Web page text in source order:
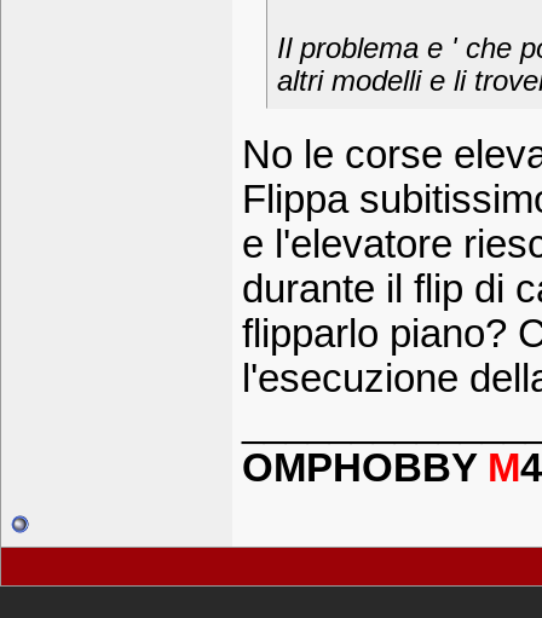
Il problema e ' che
altri modelli e li
No le corse
Flippa
e l'elevatore
durante il flip di
flipparlo piano?
l'esecuzione
OMPHOBBY M